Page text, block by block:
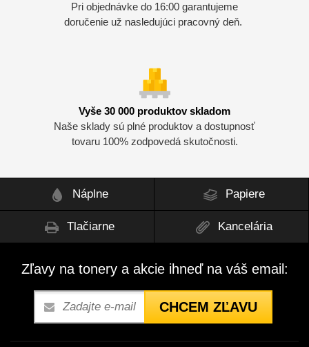
Pri objednávke do 16:00 garantujeme
doručenie už nasledujúci pracovný deň.
Vyše 30 000 produktov skladom
Naše sklady sú plné produktov a dostupnosť
tovaru 100% zodpovedá skutočnosti.
Náplne Papiere
Tlačiarne Kancelária
Zľavy na tonery a akcie ihneď na váš email:
CHCEM ZĽAVU